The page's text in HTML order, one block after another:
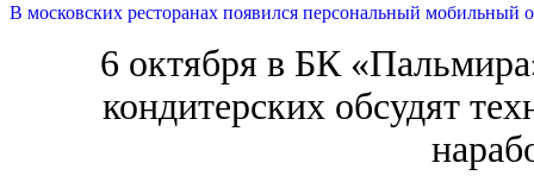
В московских ресторанах появился персональный мобильный
6 октября в БК
кондитерских обсудят